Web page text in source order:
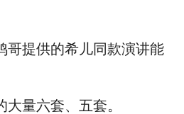
哥提供的希儿同款演讲能
量六套、五套。